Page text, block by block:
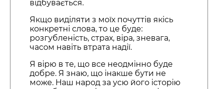
відбувається.
Якщо виділяти з моїх почуттів якісь
конкретні слова, то це буде:
розгубленість, страх, віра, зневага,
часом навіть втрата надії.
Я вірю в те, що все неодмінно буде
добре. Я знаю, що інакше бути не
може. Наш народ за усю його історію